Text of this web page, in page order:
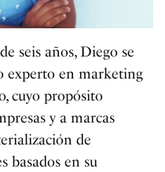
seis años, Diego se
experto en marketing
cuyo propósito
y a marcas
de
basados en su